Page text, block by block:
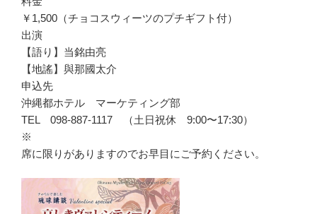
￥1,500（チョコスウィーツのプチギフト付）
出演
【語り】当銘由亮
【地謠】與那國太介
申込先
沖縄都ホテル マーケティング部
TEL 098-887-1117 （土日祝休 9:00〜17:30）
※
席に限りがありますのでお早目にご予約ください。